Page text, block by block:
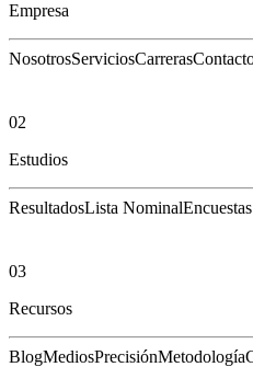
Empresa
NosotrosServiciosCarreras
02
Estudios
ResultadosLista Nominal
03
Recursos
BlogMediosPrecisiónMetodología